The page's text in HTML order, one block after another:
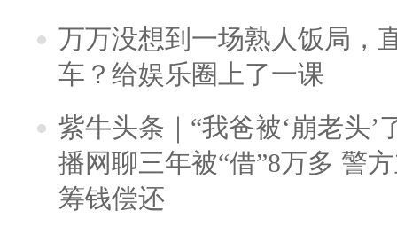
万万没想到一场熟人饭局，
车？给娱乐圈上了一课
紫牛头条｜“我爸被‘崩老头’
播网聊三年被“借”8万多 警
筹钱偿还